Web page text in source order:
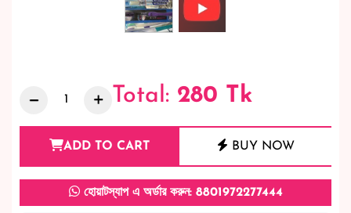
Total: 280 Tk
ADD TO CART BUY NOW
হোয়াটস্যাপ এ অর্ডার করুন: 8801972277444